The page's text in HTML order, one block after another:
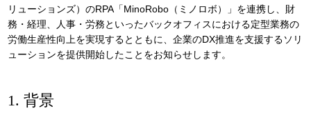
リューションズ）のRPA「MinoRobo（ミノロボ）」を連携し、財
務・経理、人事・労務といったバックオフィスにおける定型業務の
労働生産性向上を実現するとともに、企業のDX推進を支援するソリ
ューションを提供開始したことをお知らせします。
1. 背景